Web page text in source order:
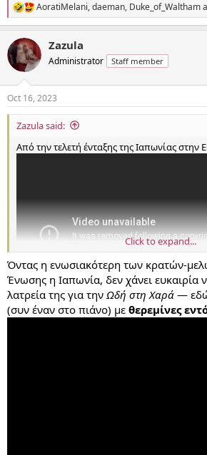
R
e
c
t
i
s
:
AoratiMelani,daeman, Duke_of_Waltham
Zazula
Administrator Staff member
Oct 16, 2023
Zazula said:
Από την τελετή ένταξης της Ιαπωνίας στην
Click to expand...
Όντας η ενωσιακότερη των κρατών-
Ένωσης η Ιαπωνία, δεν χάνει ευκαιρία
λατρεία της για την Ωδή στη Χαρά —
(συν έναν στο πιάνο) με θερεμίνες